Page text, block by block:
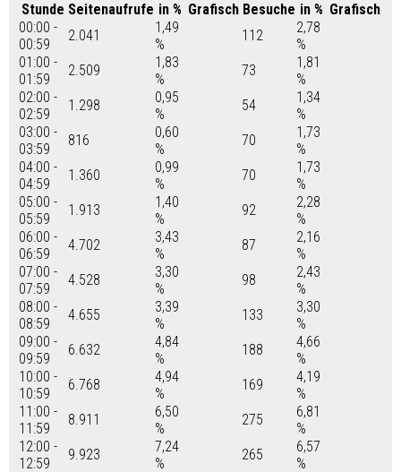
Stunde Seitenaufrufe in % Grafisch Besuche in % Grafisch
00:00 -
00:59
2.041
1,49
%
112
2,78
%
01:00 -
01:59
2.509
1,83
%
73
1,81
%
02:00 -
02:59
1.298
0,95
%
54
1,34
%
03:00 -
03:59
816
0,60
%
70
1,73
%
04:00 -
04:59
1.360
0,99
%
70
1,73
%
05:00 -
05:59
1.913
1,40
%
92
2,28
%
06:00 -
06:59
4.702
3,43
%
87
2,16
%
07:00 -
07:59
4.528
3,30
%
98
2,43
%
08:00 -
08:59
4.655
3,39
%
133
3,30
%
09:00 -
09:59
6.632
4,84
%
188
4,66
%
10:00 -
10:59
6.768
4,94
%
169
4,19
%
11:00 -
11:59
8.911
6,50
%
275
6,81
%
12:00 -
12:59
9.923
7,24
%
265
6,57
%